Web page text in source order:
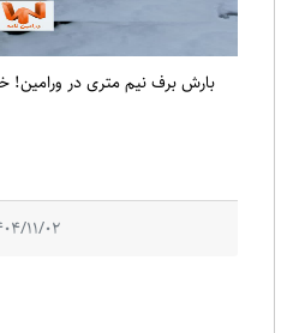
بارش برف نیم متری در
11/02